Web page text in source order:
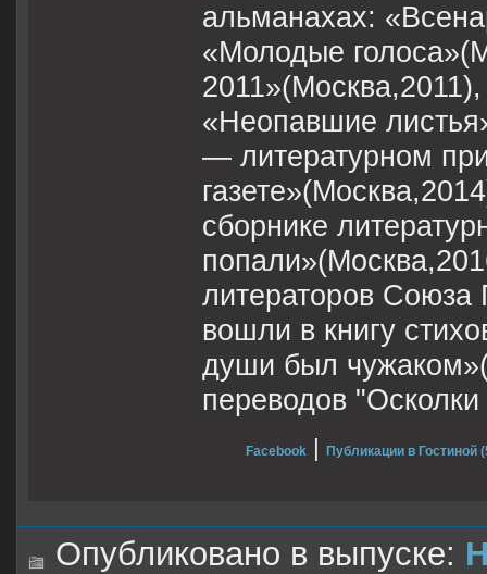
альманахах:
«Молодые
«Неопавшие
— литературном
сборнике
литераторов Союза
вошли в книгу
души был
переводов
Facebook | Публикации в Гостиной
Опубликовано в выпуске: